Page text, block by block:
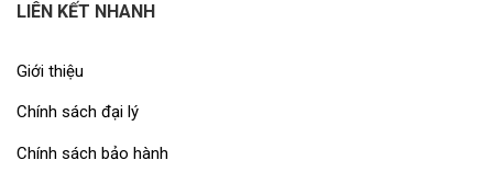
LIÊN KẾT NHANH
Giới thiệu
Chính sách đại lý
Chính sách bảo hành